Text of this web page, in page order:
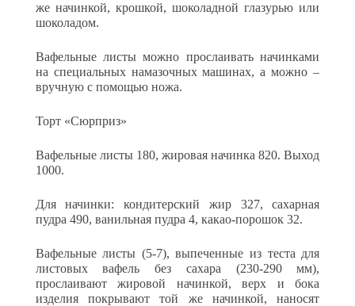
же начинкой, крошкой, шоколадной глазурью или
шоколадом.
Вафельные листы можно прослаивать начинками
на специаль­ных намазочных машинах, а можно –
вручную с помощью ножа.
Торт «Сюрприз»
Вафельные листы 180, жировая начинка 820. Выход
1000.
Для начинки: кондитерский жир 327, сахарная
пудра 490, ванильная пудра 4, какао-порошок 32.
Вафельные листы (5-7), выпеченные из теста для
листовых ва­фель без сахара (230-290 мм),
прослаивают жировой начинкой, верх и бока
изделия покрывают той же начинкой, наносят